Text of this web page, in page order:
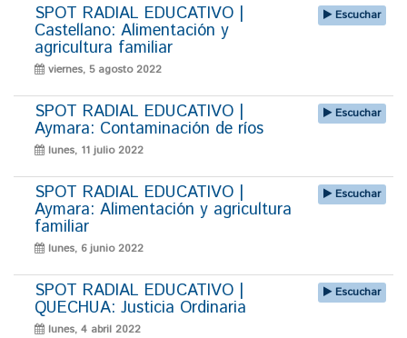
SPOT RADIAL EDUCATIVO |
Castellano: Alimentación y
agricultura familiar
viernes, 5 agosto 2022
Escuchar
SPOT RADIAL EDUCATIVO |
Aymara: Contaminación de ríos
lunes, 11 julio 2022
Escuchar
SPOT RADIAL EDUCATIVO |
Aymara: Alimentación y agricultura
familiar
lunes, 6 junio 2022
Escuchar
SPOT RADIAL EDUCATIVO |
QUECHUA: Justicia Ordinaria
lunes, 4 abril 2022
Escuchar